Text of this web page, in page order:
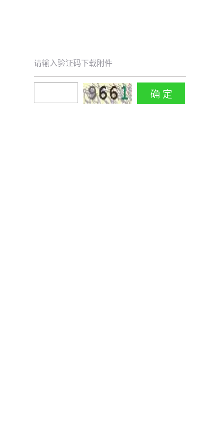
请输入验证码下载附件